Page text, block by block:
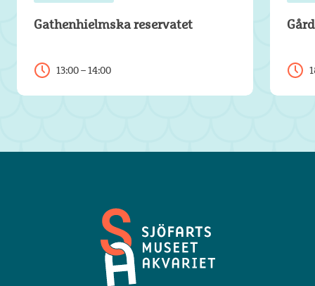
Gathenhielmska reservatet
13:00 – 14:00